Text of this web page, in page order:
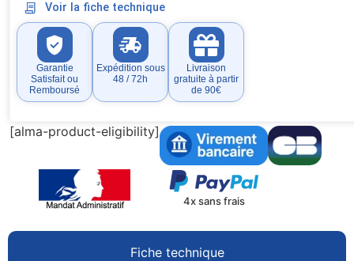
Voir la fiche technique
Garantie
Satisfait ou
Remboursé
Expédition sous
48 / 72h
Livraison
gratuite à partir
de 90€
[alma-product-eligibility]
4x sans frais
Fiche technique